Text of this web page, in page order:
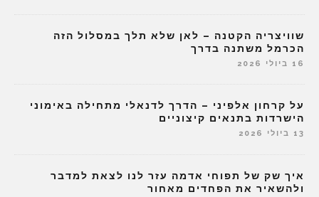
שוויצריה הקטנה – לאן שלא תלך במסלול הזה
הכרמל משתנה בדרך
16 ביולי 2026
על קרחון אלפיני – הדרך לדנאלי מתחילה באימוני
הישרדות בתנאים קיצוניים
13 ביולי 2026
איך שק של תפוחי אדמה עזר לנו לצאת למדבר
ולהשאיר את הפחדים מאחור